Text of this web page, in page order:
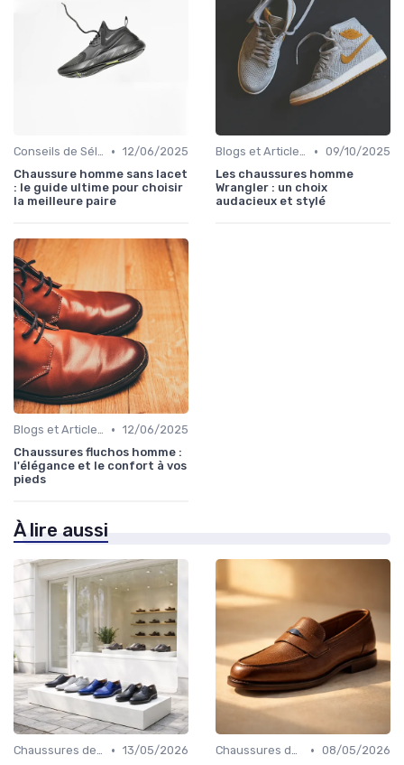
Conseils de Sélection • 12/06/2025
Chaussure homme sans lacet
: le guide ultime pour choisir
la meilleure paire
Blogs et Articles de Mode • 09/10/2025
Les chaussures homme
Wrangler : un choix
audacieux et stylé
Blogs et Articles de Mode • 12/06/2025
Chaussures fluchos homme :
l'élégance et le confort à vos
pieds
À lire aussi
Chaussures de Ville • 13/05/2026
Chaussures de Ville • 08/05/2026